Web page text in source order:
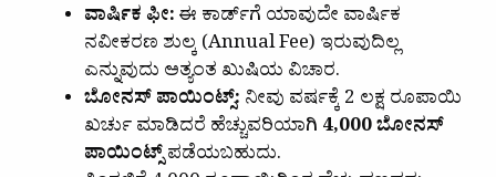
ವಾರ್ಷಿಕ ಫೀ:ಈ ಕಾರ್ಡ್‌ಗೆ ಯಾವುದೇ ವಾರ್ಷಿಕ
ನವೀಕರಣ ಶುಲ್ಕ (Annual Fee) ಇರುವುದಿಲ್ಲ
ಎನ್ನುವುದು ಅತ್ಯಂತ ಖುಷಿಯ ವಿಚಾರ.
ಬೋನಸ್ ಪಾಯಿಂಟ್ಸ್: ನೀವು ವರ್ಷಕ್ಕೆ 2 ಲಕ್ಷ ರೂಪಾಯಿ
ಖರ್ಚು ಮಾಡಿದರೆ ಹೆಚ್ಚುವರಿಯಾಗಿ 4,000 ಬೋನಸ್
ಪಾಯಿಂಟ್ಸ್ಪಡೆಯಬಹುದು.